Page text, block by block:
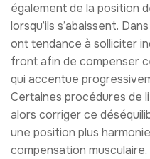
également de la position
lorsqu’ils s’abaissent.
ont tendance à solliciter
front afin de compenser
qui accentue
Certaines procédures de
alors corriger ce
une position plus
compensation